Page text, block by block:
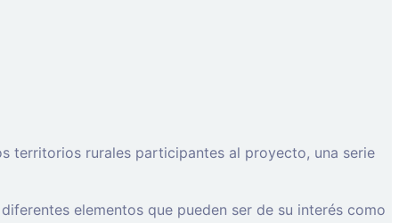
territorios rurales participantes al proyecto, una serie
elementos que pueden ser de su interés como